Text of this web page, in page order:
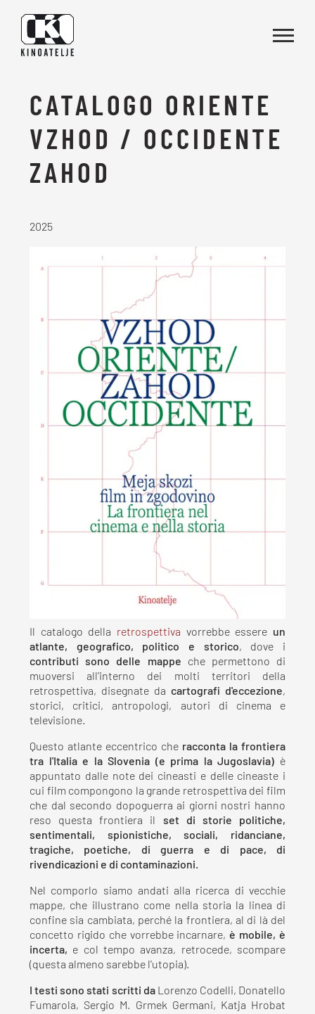
CATALOGO ORIENTE
VZHOD / OCCIDENTE
ZAHOD
2025
Il catalogo della retrospettiva vorrebbe essere un
atlante, geografico, politico e storico, dove i
contributi sono delle mappe che permettono di
muoversi all'interno dei molti territori della
retrospettiva, disegnate da cartografi d'eccezione,
storici, critici, antropologi, autori di cinema e
televisione.
Questo atlante eccentrico che racconta la frontiera
tra l'Italia e la Slovenia (e prima la Jugoslavia) è
appuntato dalle note dei cineasti e delle cineaste i
cui film compongono la grande retrospettiva dei film
che dal secondo dopoguerra ai giorni nostri hanno
reso questa frontiera il set di storie politiche,
sentimentali, spionistiche, sociali, ridanciane,
tragiche, poetiche, di guerra e di pace, di
rivendicazioni e di contaminazioni.
Nel comporlo siamo andati alla ricerca di vecchie
mappe, che illustrano come nella storia la linea di
confine sia cambiata, perché la frontiera, al di là del
concetto rigido che vorrebbe incarnare, è mobile, è
incerta, e col tempo avanza, retrocede, scompare
(questa almeno sarebbe l'utopia).
I testi sono stati scritti da Lorenzo Codelli, Donatello
Fumarola, Sergio M. Grmek Germani, Katja Hrobat